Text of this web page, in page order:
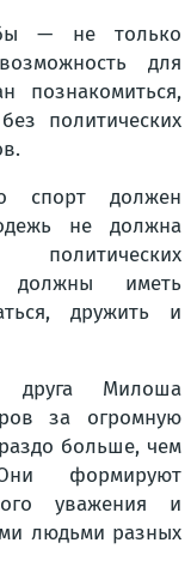
— не только
для
познакомиться,
политических
спорт должен
не должна
должны иметь
дружить и
друга Милоша
за огромную
больше, чем
формируют
уважения и
людьми разных